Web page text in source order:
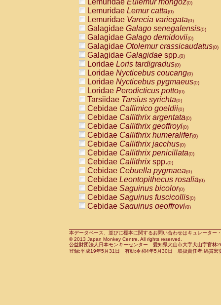
(0)
AtelidaeAlouatta seniculus
AtelidaeAlouattaspp.(0)
AtelidaeAteles belzebuth(0)
AtelidaeAteles geoffroyi(0)
AtelidaeAteles paniscus(0)
AtelidaeAtelesspp.(0)
Atelidae Lagothrix lagothricha
AtelidaeLagothrix lagothricha cana
PitheciidaeCacajao calvus
PitheciidaeCallicebus cupreus
PitheciidaeCallicebus donacophilus
PitheciidaeCallicebus moloch
PitheciidaeCallicebus torquatus
PitheciidaeCallicebusspp.(0)
PitheciidaeChiropotes satanas(0)
PitheciidaePithecia monachus
PitheciidaePithecia pithecia(0)
CercopithecidaeCercocebus agilis
CercopithecidaeCercocebus
CercopithecidaeCercocebus
CercopithecidaeCercocebus
CercopithecidaeCercocebus
CercopithecidaeCercocebushybrid
CercopithecidaePapio anubis(0)
CercopithecidaePapio cynocephalus
CercopithecidaePapio hamadryas(0)
Lemuridae Eulemur mongoz(0)
Lemuridae Lemur catta(0)
Lemuridae Varecia variegata(0)
Galagidae Galago senegalensis(0)
Galagidae Galago demidovii(0)
Galagidae Otolemur crassicaudatus(0)
Galagidae Galagidae spp.(0)
Loridae Loris tardigradus(0)
Loridae Nycticebus coucang(0)
Loridae Nycticebus pygmaeus(0)
Loridae Perodicticus potto(0)
Tarsiidae Tarsius syrichta(0)
Cebidae Callimico goeldii(0)
Cebidae Callithrix argentata(0)
Cebidae Callithrix geoffroyi(0)
Cebidae Callithrix humeralifer(0)
Cebidae Callithrix jacchus(0)
Cebidae Callithrix penicillata(0)
Cebidae Callithrixspp.(0)
Cebidae Cebuella pygmaea(0)
Cebidae Leontopithecus rosalia(0)
Cebidae Saguinus bicolor(0)
Cebidae Saguinus fuscicollis(0)
Cebidae Saguinus geoffroyi(0)
CebidaeSaguinus leucopus(0)
CebidaeSaguinus midas(0)
Cebidae Saguinus mystax(0)
本データベース、並びに標本に関するお問い合わせはキュレータ
© 2013 Japan Monkey Centre. All rights reserved.
公益財団法人日本モンキーセンター 愛知県犬山市大字犬山字官
登録:平成19年5月31日 有効:令和4年5月30日 取扱責任者:綿貫宏